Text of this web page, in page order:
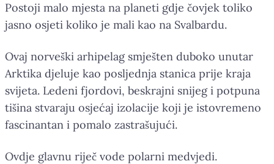
Postoji malo mjesta na planeti gdje čovjek toliko
jasno osjeti koliko je mali kao na Svalbardu.
Ovaj norveški arhipelag smješten duboko unutar
Arktika djeluje kao posljednja stanica prije kraja
svijeta. Ledeni fjordovi, beskrajni snijeg i potpuna
tišina stvaraju osjećaj izolacije koji je istovremeno
fascinantan i pomalo zastrašujući.
Ovdje glavnu riječ vode polarni medvjedi.